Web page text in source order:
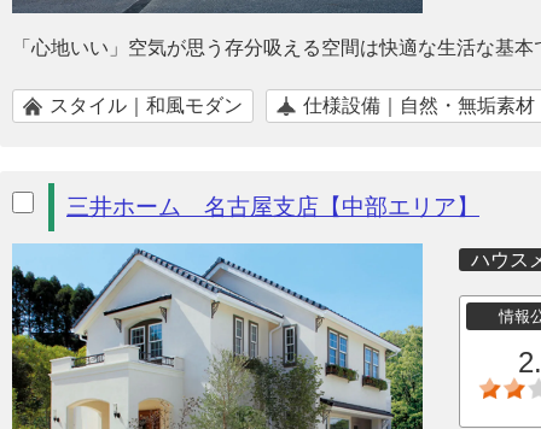
「心地いい」空気が思う存分吸える空間は快適な生活な基本
スタイル｜和風モダン 仕様設備｜自然・無垢素材
三井ホーム 名古屋支店【中部エリア】
ハウス
情報